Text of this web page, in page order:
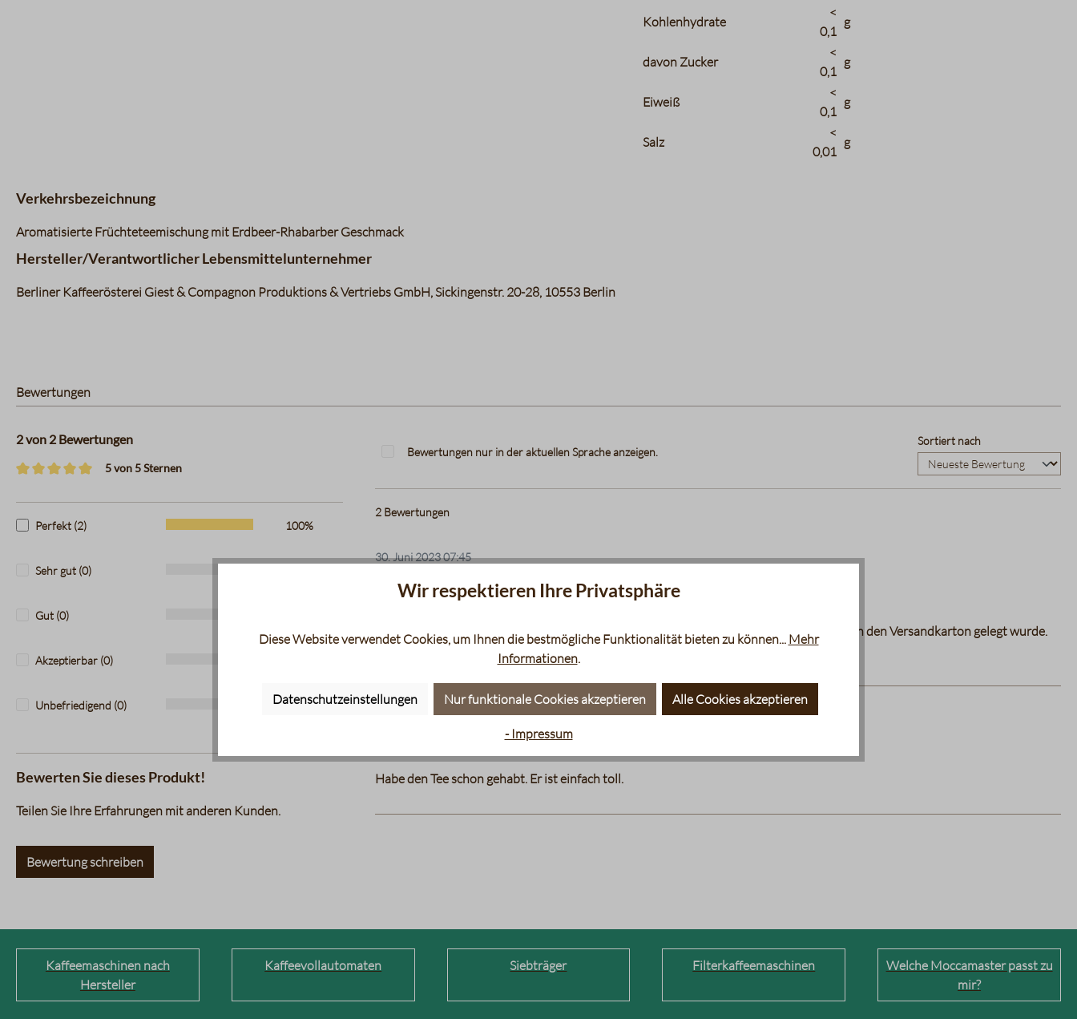
Kohlenhydrate
<
0,1
g
davon Zucker
<
0,1
g
Eiweiß
<
0,1
g
Salz
<
0,01
g
Verkehrsbezeichnung
Aromatisierte Früchteteemischung mit Erdbeer-Rhabarber Geschmack
Hersteller/Verantwortlicher Lebensmittelunternehmer
Berliner Kaffeerösterei Giest & Compagnon Produktions & Vertriebs GmbH, Sickingenstr. 20-28, 10553 Berlin
Bewertungen
2 von 2 Bewertungen
5 von 5 Sternen
Perfekt (2) 100%
Sehr gut (0)
Gut (0)
Akzeptierbar (0)
Unbefriedigend (0) 0%
Bewerten Sie dieses Produkt!
Teilen Sie Ihre Erfahrungen mit anderen Kunden.
Bewertung schreiben
Bewertungen nur in der aktuellen Sprache anzeigen.
Sortiert nach
2 Bewertungen
30. Juni 2023 07:45
Das Probierbeutelchen hat mich überzeugt
Ich hatte das Glück, dass mir bei meiner Espresso-Bestellung ein Probierbeutelchen mit in den Versandkarton gelegt wurde.
Sehr leckerer Tee.
10. Dezember 2021 21:25
Habe den Tee schon gehabt. Er ist einfach toll.
Kaffeemaschinen nach
Hersteller
Kaffeevollautomaten Siebträger Filterkaffeemaschinen
Welche Moccamaster passt zu
mir?
Wir respektieren Ihre Privatsphäre
Diese Website verwendet Cookies, um Ihnen die bestmögliche Funktionalität bieten zu können... Mehr
Informationen.
Datenschutzeinstellungen Nur funktionale Cookies akzeptieren Alle Cookies akzeptieren
- Impressum